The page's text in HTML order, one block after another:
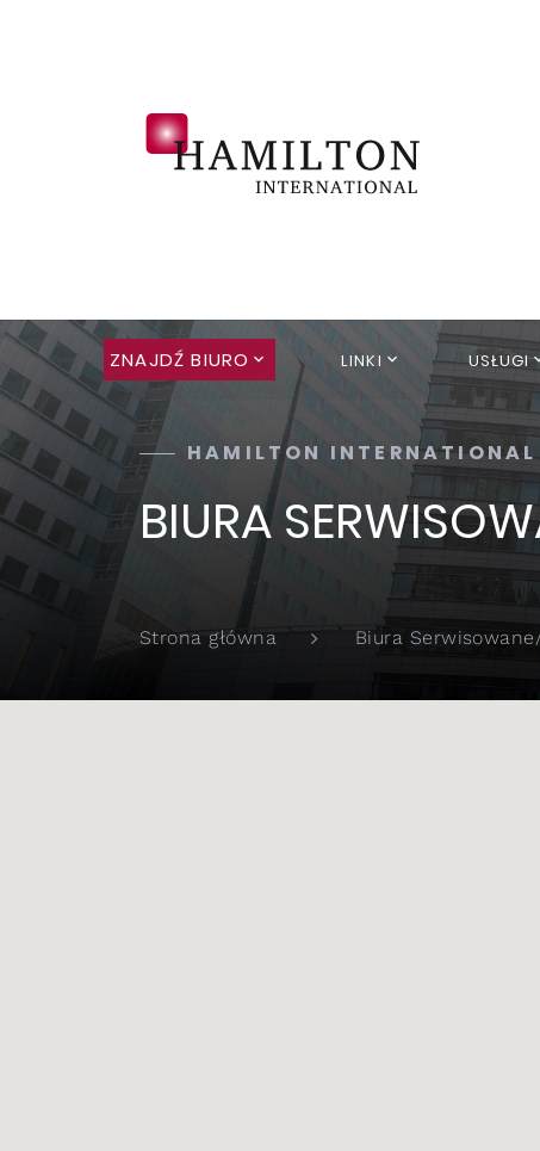
ZNAJDŹ BIURO LINKI USŁUGI
HAMILTON INTERNATIONAL
BIURA
Strona główna Biura